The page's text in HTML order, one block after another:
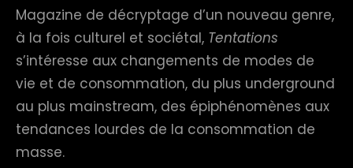
Magazine de décryptage d’un nouveau genre,
à la fois culturel et sociétal, Tentations
s’intéresse aux changements de modes de
vie et de consommation, du plus underground
au plus mainstream, des épiphénomènes aux
tendances lourdes de la consommation de
masse.